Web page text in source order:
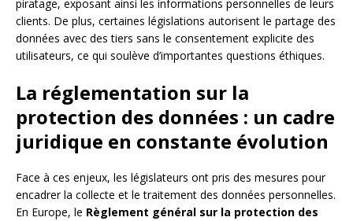
piratage, exposant ainsi les informations personnelles de leurs
clients. De plus, certaines législations autorisent le partage des
données avec des tiers sans le consentement explicite des
utilisateurs, ce qui soulève d’importantes questions éthiques.
La réglementation sur la
protection des données : un cadre
juridique en constante évolution
Face à ces enjeux, les législateurs ont pris des mesures pour
encadrer la collecte et le traitement des données personnelles.
En Europe, le Règlement général sur la protection des